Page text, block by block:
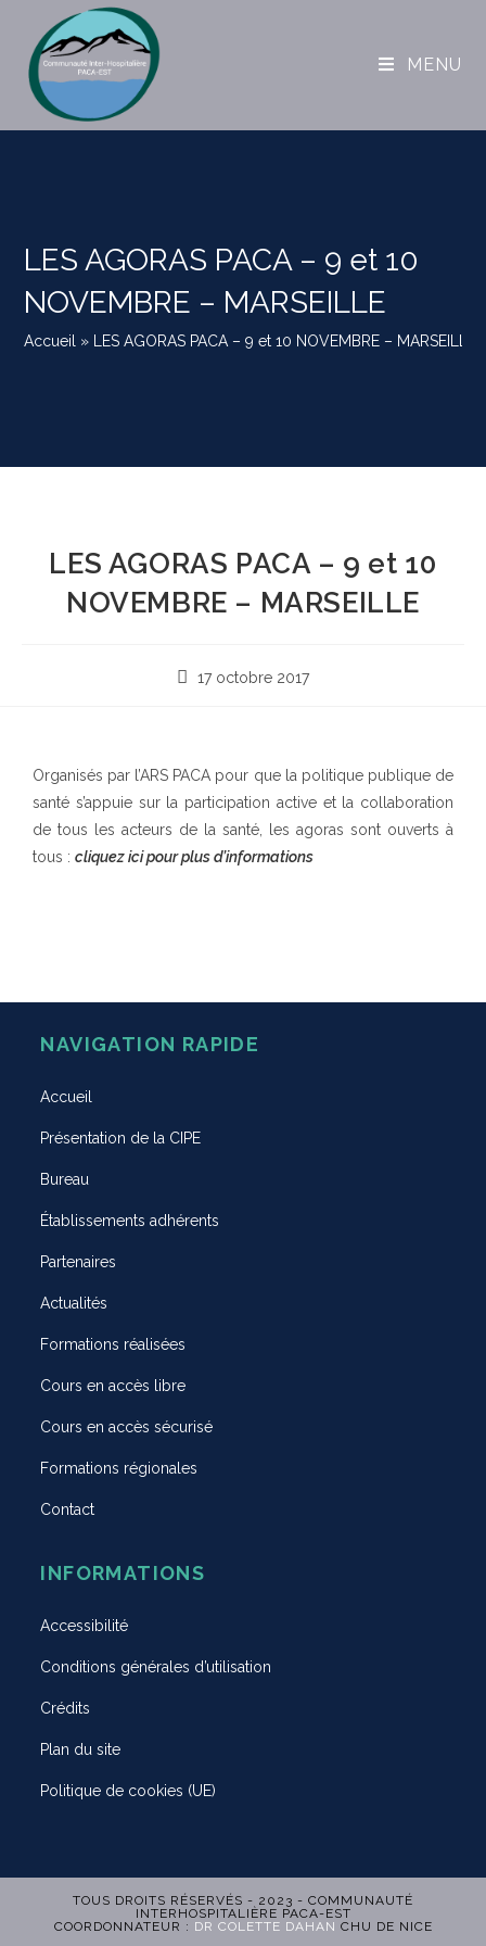
MENU
LES AGORAS PACA – 9 et 10
NOVEMBRE – MARSEILLE
Accueil » LES AGORAS PACA – 9 et 10 NOVEMBRE – MARSEILLE
LES AGORAS PACA – 9 et 10
NOVEMBRE – MARSEILLE
17 octobre 2017
Organisés par l’ARS PACA pour que la politique publique de
santé s’appuie sur la participation active et la collaboration
de tous les acteurs de la santé, les agoras sont ouverts à
tous : cliquez ici pour plus d’informations
NAVIGATION RAPIDE
Accueil
Présentation de la CIPE
Bureau
Établissements adhérents
Partenaires
Actualités
Formations réalisées
Cours en accès libre
Cours en accès sécurisé
Formations régionales
Contact
INFORMATIONS
Accessibilité
Conditions générales d’utilisation
Crédits
Plan du site
Politique de cookies (UE)
TOUS DROITS RÉSERVÉS - 2023 - COMMUNAUTÉ
INTERHOSPITALIÈRE PACA-EST
COORDONNATEUR : DR COLETTE DAHAN CHU DE NICE